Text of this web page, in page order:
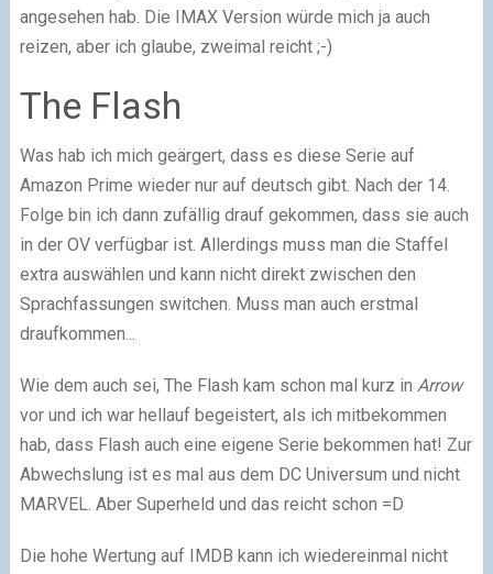
angesehen hab. Die IMAX Version würde mich ja auch
reizen, aber ich glaube, zweimal reicht ;-)
The Flash
Was hab ich mich geärgert, dass es diese Serie auf
Amazon Prime wieder nur auf deutsch gibt. Nach der 14.
Folge bin ich dann zufällig drauf gekommen, dass sie auch
in der OV verfügbar ist. Allerdings muss man die Staffel
extra auswählen und kann nicht direkt zwischen den
Sprachfassungen switchen. Muss man auch erstmal
draufkommen...
Wie dem auch sei, The Flash kam schon mal kurz in Arrow
vor und ich war hellauf begeistert, als ich mitbekommen
hab, dass Flash auch eine eigene Serie bekommen hat! Zur
Abwechslung ist es mal aus dem DC Universum und nicht
MARVEL. Aber Superheld und das reicht schon =D
Die hohe Wertung auf IMDB kann ich wiedereinmal nicht